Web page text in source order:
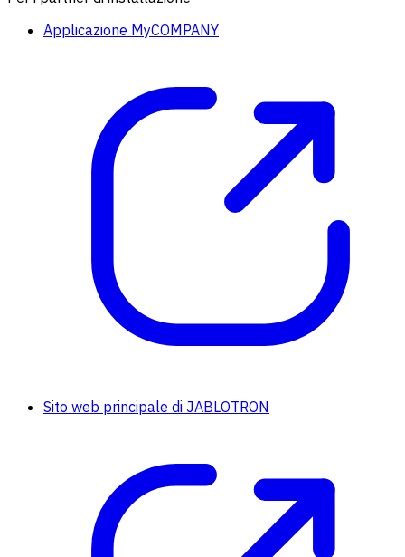
Applicazione MyCOMPANY
Sito web principale di JABLOTRON